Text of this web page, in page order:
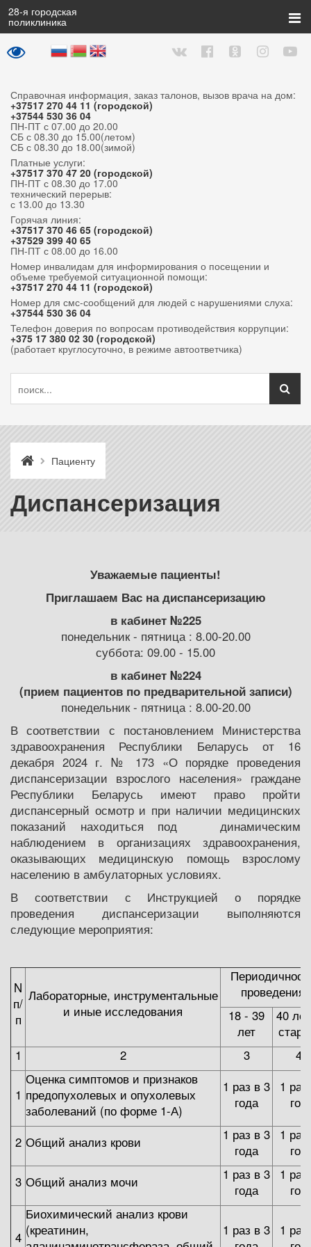
Справочная информация, заказ талонов, вызов врача на дом:
+37517 270 44 11 (городской)
+37544 530 36 04
ПН-ПТ с 07.00 до 20.00
СБ с 08.30 до 15.00(летом)
СБ с 08.30 до 18.00(зимой)
Платные услуги:
+37517 370 47 20 (городской)
ПН-ПТ с 08.30 до 17.00
технический перерыв:
с 13.00 до 13.30
Горячая линия:
+37517 370 46 65 (городской)
+37529 399 40 65
ПН-ПТ с 08.00 до 16.00
Номер инвалидам для информирования о посещении и
объеме требуемой ситуационной помощи:
+37517 270 44 11 (городской)
Номер для смс-сообщений для людей с нарушениями слуха:
+37544 530 36 04
Телефон доверия по вопросам противодействия коррупции:
+375 17 380 02 30 (городской)
(работает круглосуточно, в режиме автоответчика)
28-я городская
поликлиника
Пациенту
Диспансеризация
Уважаемые пациенты!
Приглашаем Вас на диспансеризацию
в кабинет №225
понедельник - пятница : 8.00-20.00
суббота: 09.00 - 15.00
в кабинет №224
(прием пациентов по предварительной записи)
понедельник - пятница : 8.00-20.00
В соответствии с постановлением Министерства
здравоохранения Республики Беларусь от 16
декабря 2024 г. № 173 «О порядке проведения
диспансеризации взрослого населения» граждане
Республики Беларусь имеют право пройти
диспансерный осмотр и при наличии медицинских
показаний находиться под динамическим
наблюдением в организациях здравоохранения,
оказывающих медицинскую помощь взрослому
населению в амбулаторных условиях.
В соответствии с Инструкцией о порядке
проведения диспансеризации выполняются
следующие мероприятия:
N
п/
п
Лабораторные, инструментальные
и иные исследования
проведения
18 - 39
лет
40
1
2 3 4
1
Оценка симптомов и признаков
предопухолевых и опухолевых
заболеваний (по форме 1-А)
1 раз в 3
года
1 раз
год
2 Общий анализ крови
1 раз в 3
года
1 раз
год
3 Общий анализ мочи
1 раз в 3
года
1 раз
год
4
Биохимический анализ крови
(креатинин,
1 раз в 3
1 раз